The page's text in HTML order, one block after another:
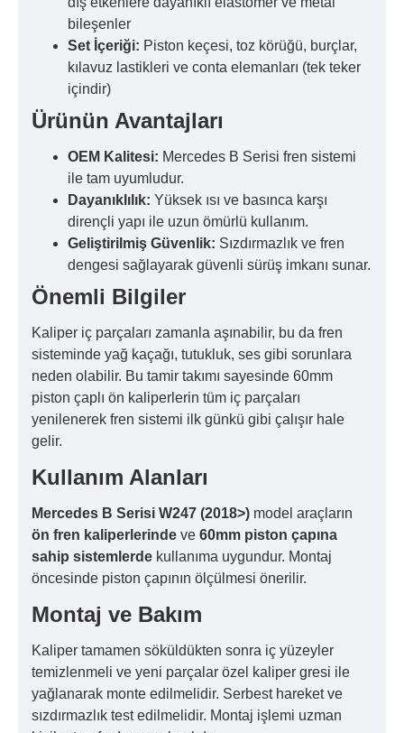
bileşenler
Set İçeriği: Piston keçesi, toz körüğü, burçlar,
kılavuz lastikleri ve conta elemanları (tek teker
içindir)
Ürünün Avantajları
OEM Kalitesi: Mercedes B Serisi fren sistemi
ile tam uyumludur.
Dayanıklılık: Yüksek ısı ve basınca karşı
dirençli yapı ile uzun ömürlü kullanım.
Geliştirilmiş Güvenlik: Sızdırmazlık ve fren
dengesi sağlayarak güvenli sürüş imkanı sunar.
Önemli Bilgiler
Kaliper iç parçaları zamanla aşınabilir, bu da fren
sisteminde yağ kaçağı, tutukluk, ses gibi sorunlara
neden olabilir. Bu tamir takımı sayesinde 60mm
piston çaplı ön kaliperlerin tüm iç parçaları
yenilenerek fren sistemi ilk günkü gibi çalışır hale
gelir.
Kullanım Alanları
Mercedes B Serisi W247 (2018>) model araçların
ön fren kaliperlerinde ve 60mm piston çapına
sahip sistemlerde kullanıma uygundur. Montaj
öncesinde piston çapının ölçülmesi önerilir.
Montaj ve Bakım
Kaliper tamamen söküldükten sonra iç yüzeyler
temizlenmeli ve yeni parçalar özel kaliper gresi ile
yağlanarak monte edilmelidir. Serbest hareket ve
sızdırmazlık test edilmelidir. Montaj işlemi uzman